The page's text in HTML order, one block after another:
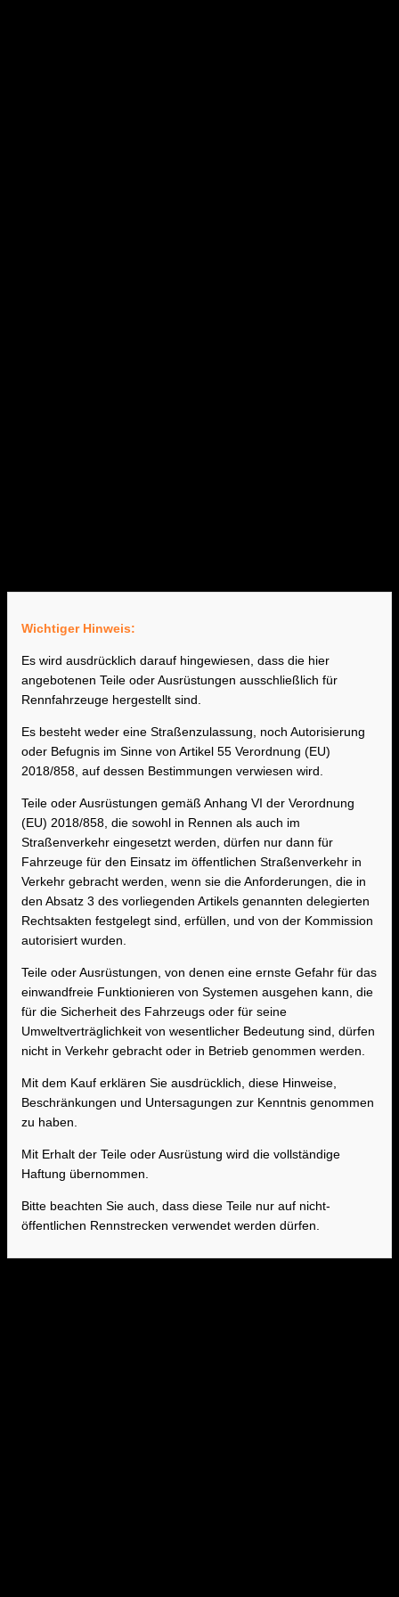
Wichtiger Hinweis:
Es wird ausdrücklich darauf hingewiesen, dass die hier
angebotenen Teile oder Ausrüstungen ausschließlich für
Rennfahrzeuge hergestellt sind.
Es besteht weder eine Straßenzulassung, noch Autorisierung
oder Befugnis im Sinne von Artikel 55 Verordnung (EU)
2018/858, auf dessen Bestimmungen verwiesen wird.
Teile oder Ausrüstungen gemäß Anhang VI der Verordnung
(EU) 2018/858, die sowohl in Rennen als auch im
Straßenverkehr eingesetzt werden, dürfen nur dann für
Fahrzeuge für den Einsatz im öffentlichen Straßenverkehr in
Verkehr gebracht werden, wenn sie die Anforderungen, die in
den Absatz 3 des vorliegenden Artikels genannten delegierten
Rechtsakten festgelegt sind, erfüllen, und von der Kommission
autorisiert wurden.
Teile oder Ausrüstungen, von denen eine ernste Gefahr für das
einwandfreie Funktionieren von Systemen ausgehen kann, die
für die Sicherheit des Fahrzeugs oder für seine
Umweltverträglichkeit von wesentlicher Bedeutung sind, dürfen
nicht in Verkehr gebracht oder in Betrieb genommen werden.
Mit dem Kauf erklären Sie ausdrücklich, diese Hinweise,
Beschränkungen und Untersagungen zur Kenntnis genommen
zu haben.
Mit Erhalt der Teile oder Ausrüstung wird die vollständige
Haftung übernommen.
Bitte beachten Sie auch, dass diese Teile nur auf nicht-
öffentlichen Rennstrecken verwendet werden dürfen.